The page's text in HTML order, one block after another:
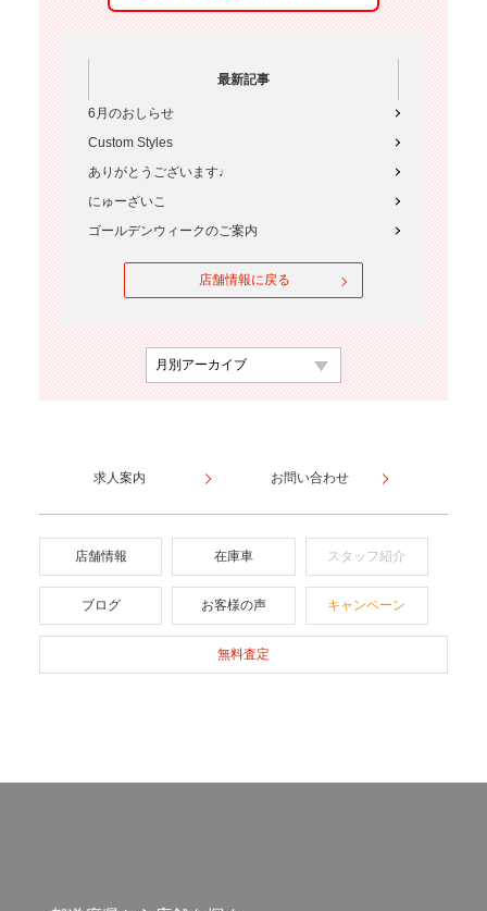
最新記事
6月のおしらせ
Custom Styles
ありがとうございます♩
にゅーざいこ
ゴールデンウィークのご案内
店舗情報に戻る
求人案内 お問い合わせ
店舗情報 在庫車 スタッフ紹介
ブログ お客様の声 キャンペーン
無料査定